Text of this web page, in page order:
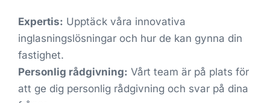
Expertis: Upptäck våra innovativa
inglasningslösningar och hur de kan gynna din
fastighet.
Personlig rådgivning: Vårt team är på plats för
att ge dig personlig rådgivning och svar på dina